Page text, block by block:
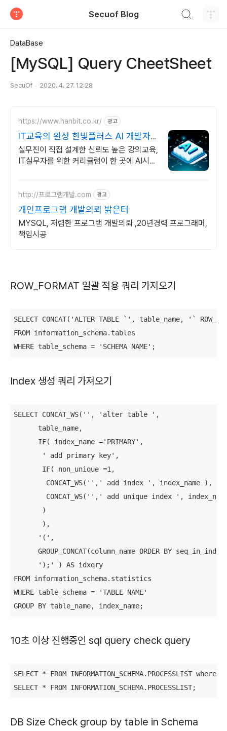
Secuof Blog
DataBase
[MySQL] Query CheetSheet
SecuOf 2020. 4. 27. 12:28
https://www.hanbit.co.kr/ 광고
IT교육의 완성 한빛플러스 AI 개발자
필수 코스
실무진이 직접 설계한 신뢰도 높은 강의교육,
IT실무자를 위한 커리큘럼이 한 곳에 AI시대
http://프로그램개발.com 광고
개인프로그램 개발의뢰 밝은터
MYSQL, 저렴한 프로그램 개발의뢰 ,20년경력 프로그래머,
책임시공
ROW_FORMAT 일괄 적용 쿼리 가져오기
SELECT CONCAT('ALTER TABLE `', table_name, '`
FROM information_schema.tables
WHERE table_schema = 'SCHEMA NAME';
Index 생성 쿼리 가져오기
SELECT CONCAT_WS('', 'alter table ',
      table_name,
      IF( index_name ='PRIMARY',
       ' add primary key',
       IF( non_unique =1,
        CONCAT_WS('',' add index ', index_name ),
CONCAT_WS('',' add unique index ',
       )
       ),
      '(',
GROUP_CONCAT(column_name ORDER BY
      ');' ) AS idxqry
FROM information_schema.statistics
WHERE table_schema = 'TABLE NAME'
GROUP BY table_name, index_name;
10초 이상 진행중인 sql query check query
SELECT * FROM
SELECT * FROM INFORMATION_SCHEMA.PROCESSLIST;
DB Size Check group by table in Schema